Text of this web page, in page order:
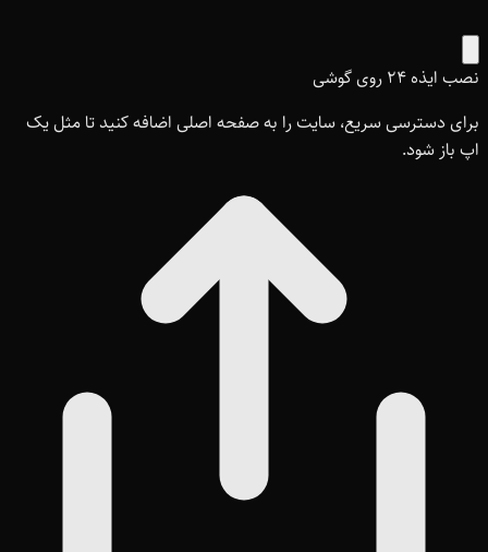
نصب ایذه ۲۴ روی گوشی
برای دسترسی سریع، سایت را به صفحه اصلی اضافه کنید تا مثل یک
اپ باز شود.